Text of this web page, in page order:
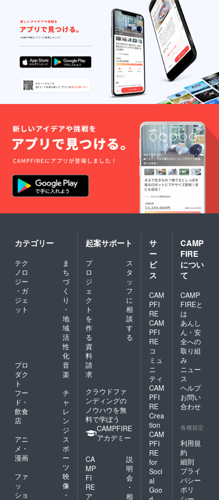
3回チ
ケット
カテゴリー
テク
ノロ
ジー
・ガ
ジェ
ット
ま
ち
づ
く
り
・
地
域
活
性
化
プロ
ダク
ト
音
楽
フー
ド・
飲食
店
チ
ャ
レ
ン
ジ
アニ
メ・
漫画
ス
ポ
ー
ツ
ファ
ッ
ショ
映
像
・
起案サポート
プ
ロ
ジ
ェ
ク
ト
を
作
る
ス
タ
ッ
フ
に
相
談
す
る
資
料
請
求
クラウドファ
ンディングの
ノウハウを無
料で学ぼう
CAMPFIRE
アカデミー
CA
MP
FI
RE
ア
説
明
会
・
相
サ
ー
ビ
ス
CAM
PFI
RE
CAM
PFI
RE
コ
ミュ
ニ
ティ
CAM
PFI
RE
Crea
tion
CAM
PFI
RE
for
Soci
al
Goo
CAMP
FIRE
につい
て
CAMP
FIREと
は
あんし
ん・安
全への
取り組
み
ニュー
ス
ヘルプ
お問い
合わせ
各種規定
利用規
約
細則
プライ
バシー
ポリ